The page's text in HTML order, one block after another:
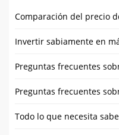
Invertir sabiamente en